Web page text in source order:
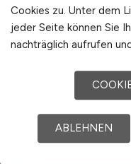
Als
Chemikalien
spezialisierten
Arbeit
das
Cookies zu. Unter dem
jeder Seite können Sie
nachträglich aufrufen
ABLEHNEN